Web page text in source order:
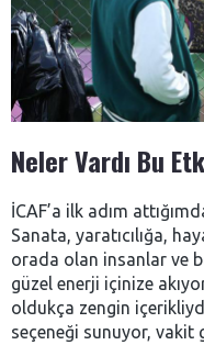
Neler Vardı Bu
İCAF’a ilk adım
Sanata, yaratıcılığa,
orada olan insanlar ve
güzel enerji içinize
oldukça zengin
seçeneği sunuyor, vakit